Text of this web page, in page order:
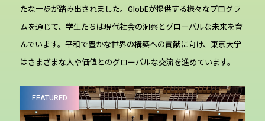
たな一歩が踏み出されました。GlobEが提供する様々なプログラ
ムを通じて、学生たちは現代社会の洞察とグローバルな未来を育
んでいます。平和で豊かな世界の構築への貢献に向け、東京大学
はさまざまな人や価値とのグローバルな交流を進めています。
FEATURED